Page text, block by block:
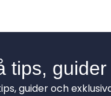
tips,
guider och